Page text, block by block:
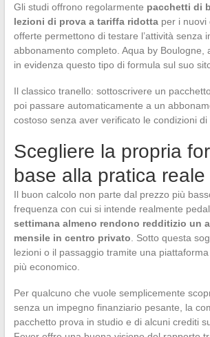
Gli studi offrono regolarmente pacchetti di
lezioni di prova a tariffa ridottaper i nuovi
offerte permettono di testare l’attività senza
abbonamento completo. Aqua by Boulogne,
in evidenza questo tipo di formula sul suo
Il classico tranello: sottoscrivere un
poi passare automaticamente a un
costoso senza aver verificato le condizioni di
Scegliere la propria
base alla pratica reale
Il buon calcolo non parte dal prezzo più
frequenza con cui si intende realmente
settimana almeno rendono redditizio un
mensile in centro privato . Sotto questa
lezioni o il passaggio tramite una
più economico.
Per qualcuno che vuole semplicemente
senza un impegno finanziario pesante, la
pacchetto prova in studio e di alcuni crediti